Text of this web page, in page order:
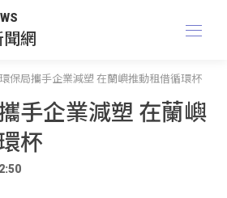
網
保局攜手企業減塑 在蘭嶼推動租借循環杯
手企業減塑 在蘭嶼
杯